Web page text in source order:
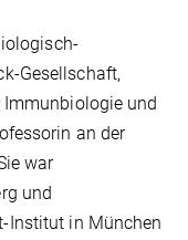
Gesellschaft,
und
an der
war
und
Institut in München